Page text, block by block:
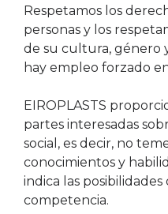
Respetamos los
personas y los
de su cultura, género
hay empleo forzado
EIROPLASTS
partes interesadas
social, es decir, no
conocimientos y
indica las
competencia.